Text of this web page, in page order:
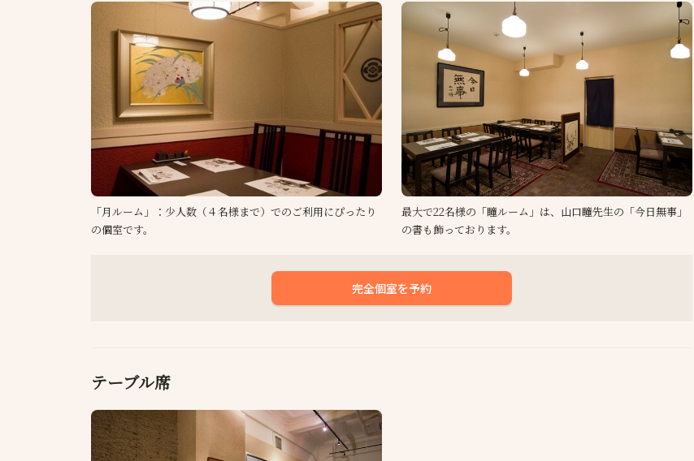
「月ルーム」：少人数（４名様まで）でのご利用にぴったり
の個室です。
最大で22名様の「瞳ルーム」は、山口瞳先生の「今日無事」
の書も飾っております。
完全個室を予約
テーブル席